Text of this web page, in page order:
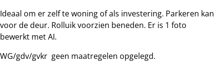
Ideaal om er zelf te woning of als investering. Parkeren kan
voor de deur. Rolluik voorzien beneden. Er is 1 foto
bewerkt met AI.
WG/gdv/gvkr geen maatregelen opgelegd.